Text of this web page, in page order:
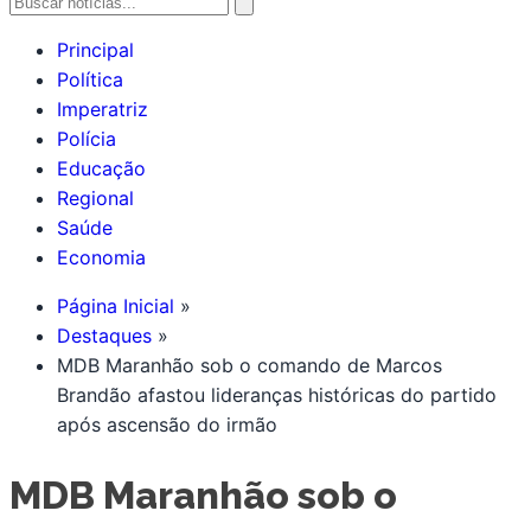
Principal
Política
Imperatriz
Polícia
Educação
Regional
Saúde
Economia
Página Inicial
Destaques
MDB Maranhão sob o comando de Marcos
Brandão afastou lideranças históricas do partido
após ascensão do irmão
MDB Maranhão sob o